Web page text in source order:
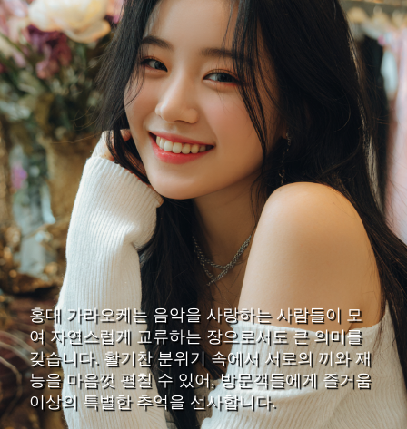
홍대 가라오케는 음악을 사랑하는 사람들이 모
여 자연스럽게 교류하는 장으로서도 큰 의미를
갖습니다. 활기찬 분위기 속에서 서로의 끼와 재
능을 마음껏 펼칠 수 있어, 방문객들에게 즐거움
이상의 특별한 추억을 선사합니다.